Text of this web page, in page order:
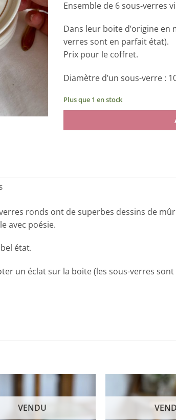
Ensemble de 6 sous-verres
Dans leur boite d’origine en
verres sont en parfait état).
Prix pour le coffret.
Diamètre d’un sous-verre :
Plus que 1 en stock
ronds ont de superbes dessins de
avec poésie.
état.
un éclat sur la boite (les sous-verres
VENDU